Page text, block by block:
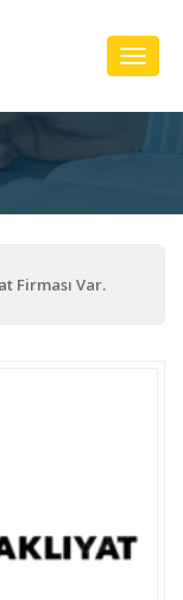
Firması Var.